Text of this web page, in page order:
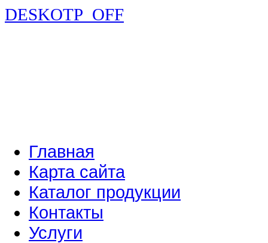
DESKOTP_OFF
Главная
Карта сайта
Каталог продукции
Контакты
Услуги